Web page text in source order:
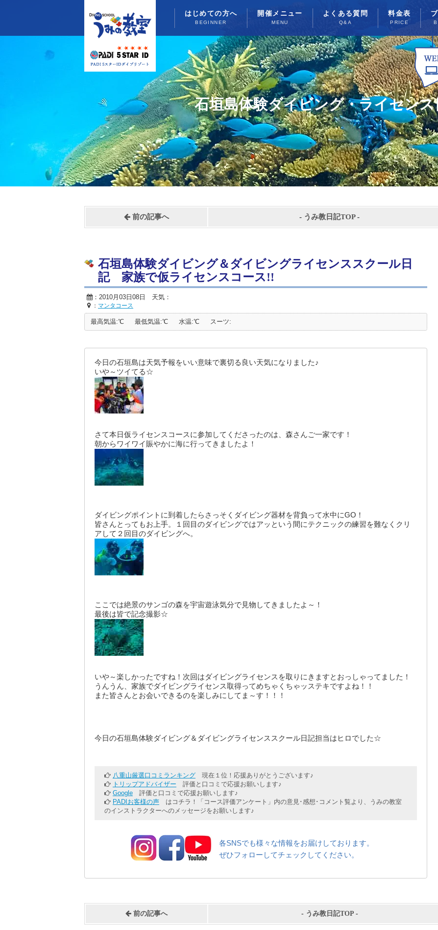
はじめての方へ
BEGINNER
開催メニュー
MENU
よくある質問
Q&A
料金表
PRICE
石垣島体験ダイビング・ライセンス
前の記事へ - うみ教日記TOP-
石垣島体験ダイビング＆ダイビングライセンススクール日
記 家族で仮ライセンスコース!!
：2010月03日08日 天気：
： マンタコース
最高気温:℃ 最低気温:℃ 水温:℃ スーツ:
今日の石垣島は天気予報をいい意味で裏切る良い天気になりました♪
いや～ツイてる☆
さて本日仮ライセンスコースに参加してくださったのは、森さんご一家です！
朝からワイワイ賑やかに海に行ってきましたよ！
ダイビングポイントに到着したらさっそくダイビング器材を背負って水中にGO！
皆さんとってもお上手。１回目のダイビングではアッという間にテクニックの練習を難なくクリ
アして２回目のダイビングへ。
ここでは絶景のサンゴの森を宇宙遊泳気分で見物してきましたよ～！
最後は皆で記念撮影☆
いや～楽しかったですね！次回はダイビングライセンスを取りにきますとおっしゃってました！
うんうん、家族でダイビングライセンス取得ってめちゃくちゃッステキですよね！！
また皆さんとお会いできるのを楽しみにしてま～す！！！
今日の石垣島体験ダイビング＆ダイビングライセンススクール日記担当はヒロでした☆
八重山厳選口コミランキング 現在１位！応援ありがとうございます♪
トリップアドバイザー 評価と口コミで応援お願いします♪
Google 評価と口コミで応援お願いします♪
PADIお客様の声 はコチラ！「コース評価アンケート」内の意見･感想･コメント覧より、うみの教室
のインストラクターへのメッセージをお願いします♪
各SNSでも様々な情報をお届けしております。
ぜひフォローしてチェックしてください。
前の記事へ - うみ教日記TOP-